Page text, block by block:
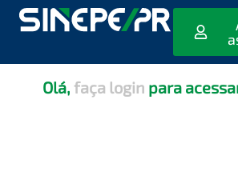
[editar_escola_usuario]
Olá, faça login para